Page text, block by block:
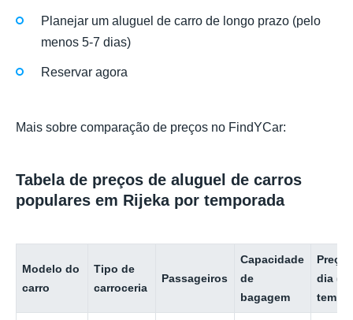
Planejar um aluguel de carro de longo prazo (pelo
menos 5-7 dias)
Reservar agora
Mais sobre comparação de preços no FindYCar:
Tabela de preços de aluguel de carros
populares em Rijeka por temporada
Modelo do
carro
Tipo de
carroceria
Passageiros
Capacidade
de
bagagem
Preço
dia